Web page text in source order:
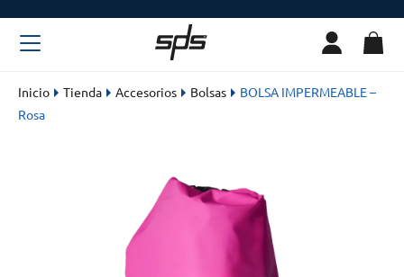
Inicio Tienda Accesorios Bolsas
BOLSA IMPERMEABLE –
Rosa